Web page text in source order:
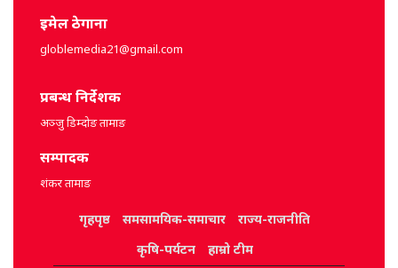
इमेल ठेगाना
globlemedia21@gmail.com
प्रबन्ध निर्देशक
अञ्जु डिम्दोङ तामाङ
सम्पादक
शंकर तामाङ
गृहपृष्ठ समसामयिक-समाचार
राज्य-राजनीति
कृषि-पर्यटन
हाम्रो टीम